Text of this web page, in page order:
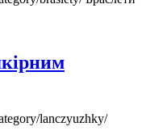
lanczyuzhky/